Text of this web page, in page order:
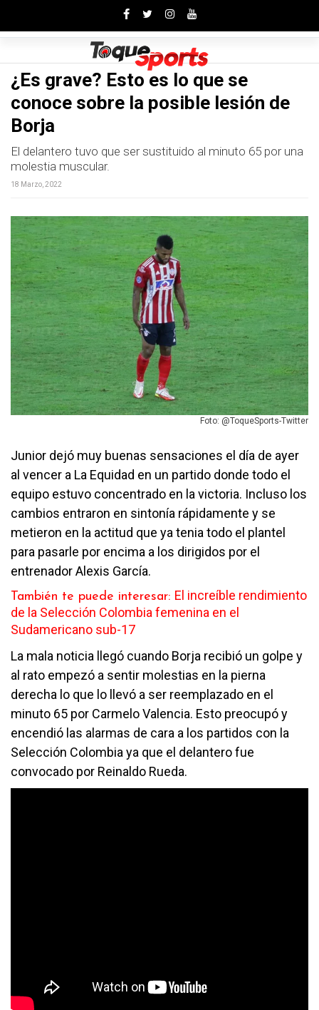
¿Es grave? Esto es lo que se
conoce sobre la posible lesión de
Borja
El delantero tuvo que ser sustituido al minuto 65 por una
molestia muscular.
18 Marzo, 2022
Foto: @ToqueSports-Twitter
Junior dejó muy buenas sensaciones el día de ayer
al vencer a La Equidad en un partido donde todo el
equipo estuvo concentrado en la victoria. Incluso los
cambios entraron en sintonía rápidamente y se
metieron en la actitud que ya tenia todo el plantel
para pasarle por encima a los dirigidos por el
entrenador Alexis García.
También te puede interesar: El increíble rendimiento
de la Selección Colombia femenina en el
Sudamericano sub-17
La mala noticia llegó cuando Borja recibió un golpe y
al rato empezó a sentir molestias en la pierna
derecha lo que lo llevó a ser reemplazado en el
minuto 65 por Carmelo Valencia. Esto preocupó y
encendió las alarmas de cara a los partidos con la
Selección Colombia ya que el delantero fue
convocado por Reinaldo Rueda.